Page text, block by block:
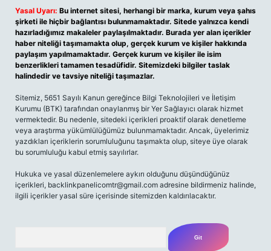
Yasal Uyarı: Bu internet sitesi, herhangi bir marka, kurum veya şahıs
şirketi ile hiçbir bağlantısı bulunmamaktadır. Sitede yalnızca kendi
hazırladığımız makaleler paylaşılmaktadır. Burada yer alan içerikler
haber niteliği taşımamakta olup, gerçek kurum ve kişiler hakkında
paylaşım yapılmamaktadır. Gerçek kurum ve kişiler ile isim
benzerlikleri tamamen tesadüfidir. Sitemizdeki bilgiler taslak
halindedir ve tavsiye niteliği taşımazlar.
Sitemiz, 5651 Sayılı Kanun gereğince Bilgi Teknolojileri ve İletişim
Kurumu (BTK) tarafından onaylanmış bir Yer Sağlayıcı olarak hizmet
vermektedir. Bu nedenle, sitedeki içerikleri proaktif olarak denetleme
veya araştırma yükümlülüğümüz bulunmamaktadır. Ancak, üyelerimiz
yazdıkları içeriklerin sorumluluğunu taşımakta olup, siteye üye olarak
bu sorumluluğu kabul etmiş sayılırlar.
Hukuka ve yasal düzenlemelere aykırı olduğunu düşündüğünüz
içerikleri, backlinkpanelicomtr@gmail.com adresine bildirmeniz halinde,
ilgili içerikler yasal süre içerisinde sitemizden kaldırılacaktır.